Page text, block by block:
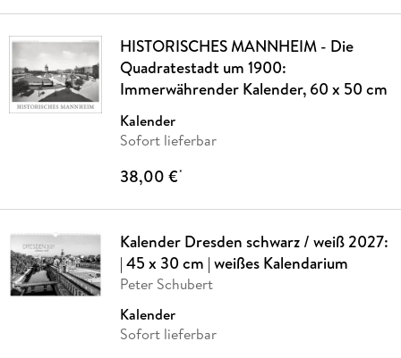
HISTORISCHES MANNHEIM - Die
Quadratestadt um 1900:
Immerwährender Kalender, 60 x 50 cm
Kalender
Sofort lieferbar
38,00 €*
Kalender Dresden schwarz / weiß 2027:
| 45 x 30 cm | weißes Kalendarium
Peter Schubert
Kalender
Sofort lieferbar